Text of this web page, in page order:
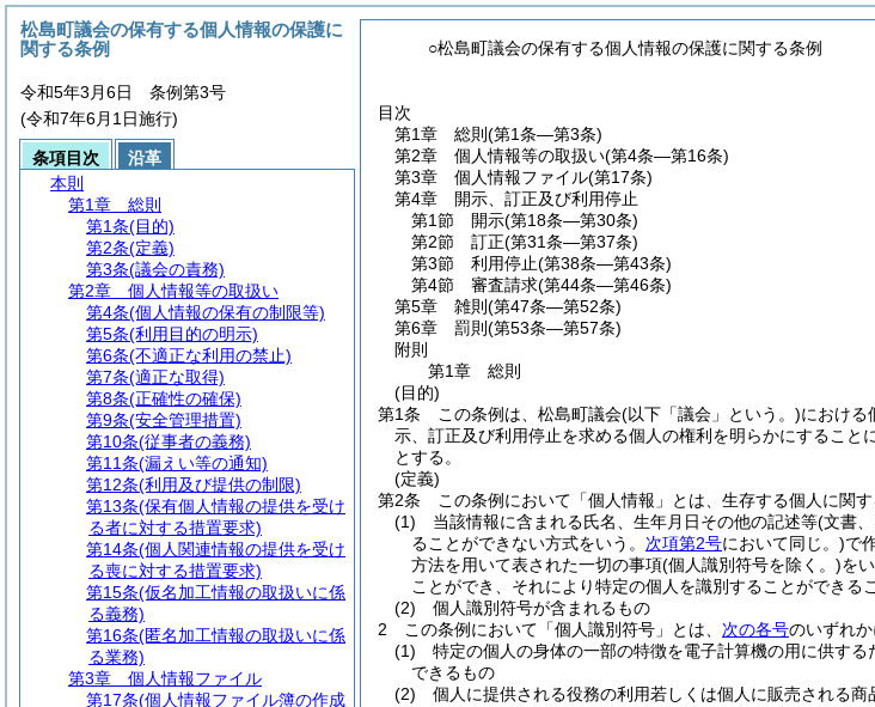
○松島町議会の保有する個人情報の保護に関する条例
目次
第1章
総則 (第1条―第3条)
第2章
個人情報等の取扱い(第4条―第16条)
第3章
個人情報ファイル(第17条)
第4章
開示、訂正及び利用停止
第1節
開示(第18条―第30条)
第2節
訂正(第31条―第37条)
第3節
利用停止(第38条―第43条)
第4節
審査請求(第44条―第46条)
第5章
雑則 (第47条―第52条)
第6章
罰則 (第53条―第57条)
附則
第1章
総則
(目的)
第1条
この条例は、松島町議会(以下「議会」という。)における
示、訂正及び利用停止を求める個人の権利を明らかにするこ
とする。
(定義)
第2条
この条例において「個人情報」とは、生存する個人に関す
(1)
当該情報に含まれる氏名、生年月日その他の記述等(文書
ることができない方式をいう。 次項第2号において同じ。)で
方法を用いて表された一切の事項(個人識別符号を除く。)を
ことができ、それにより特定の個人を識別することができる
(2)
個人識別符号が含まれるもの
2
この条例において「個人識別符号」とは、 次の各号のいずれ
(1)
特定の個人の身体の一部の特徴を電子計算機の用に供す
できるもの
(2)
個人に提供される役務の利用若しくは個人に販売される
松島町議会の保有する個人情報の保護に
関する条例
令和5年3月6日 条例第3号
(令和7年6月1日施行)
条項目次
沿革
本則
第1章
総則
第1条(目的)
第2条(定義)
第3条(議会の責務)
第2章
個人情報等の取扱い
第4条(個人情報の保有の制限等)
第5条(利用目的の明示)
第6条(不適正な利用の禁止)
第7条(適正な取得)
第8条(正確性の確保)
第9条(安全管理措置)
第10条(従事者の義務)
第11条(漏えい等の通知)
第12条(利用及び提供の制限)
第13条(保有個人情報の提供を受け
る者に対する措置要求)
第14条(個人関連情報の提供を受け
る喪に対する措置要求)
第15条(仮名加工情報の取扱いに係
る義務)
第16条(匿名加工情報の取扱いに係
る業務)
第3章
個人情報ファイル
第17条(個人情報ファイル簿の作成